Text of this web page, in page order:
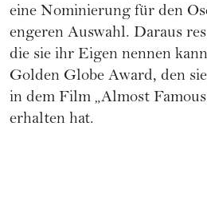
eine Nominierung für den
engeren Auswahl. Daraus
die sie ihr Eigen nennen
Golden Globe Award, den
in dem Film „Almost
erhalten hat.